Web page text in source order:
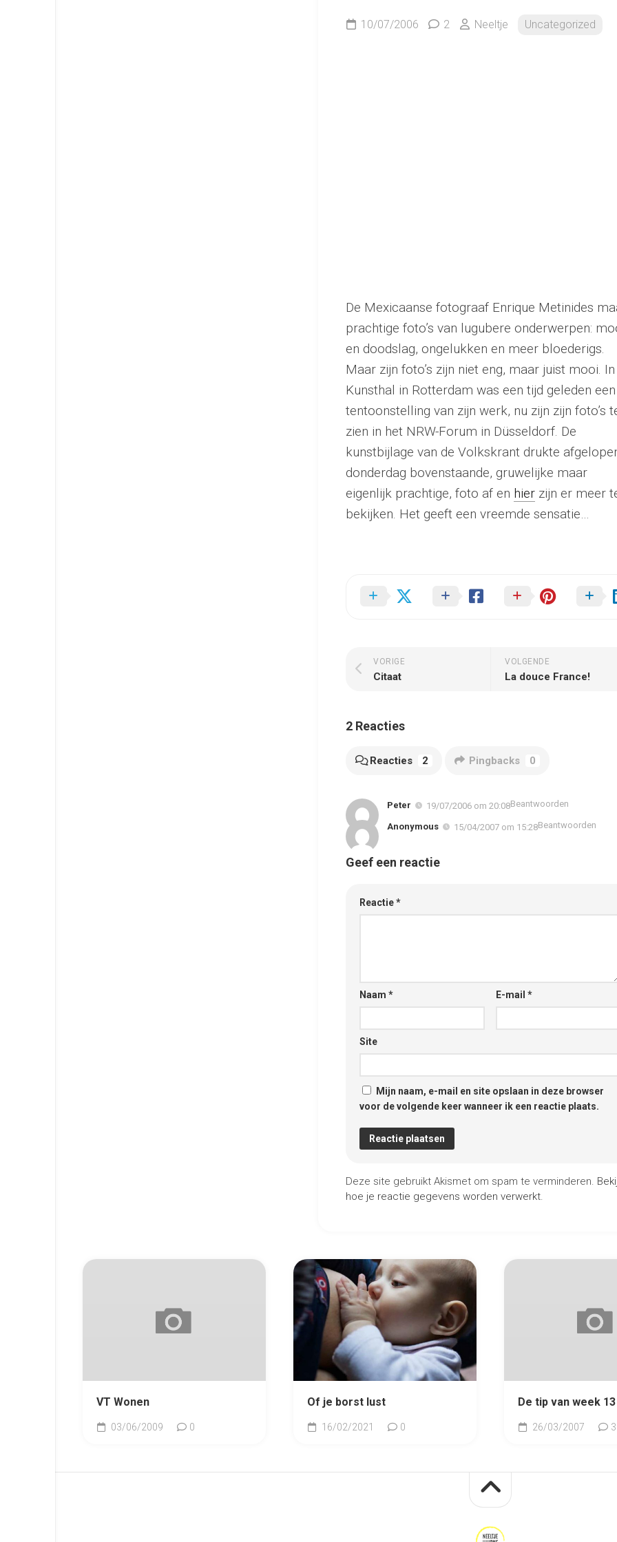
10/07/2006 2 Neeltje Uncategorized
De Mexicaanse fotograaf Enrique Metinides
prachtige foto’s van lugubere onderwerpen:
en doodslag, ongelukken en meer bloederigs.
Maar zijn foto’s zijn niet eng, maar juist mooi.
Kunsthal in Rotterdam was een tijd geleden een
tentoonstelling van zijn werk, nu zijn zijn foto’s
zien in het NRW-Forum in Düsseldorf. De
kunstbijlage van de Volkskrant drukte
donderdag bovenstaande, gruwelijke maar
eigenlijk prachtige, foto af en hier zijn er meer
bekijken. Het geeft een vreemde sensatie…
VOLGENDE
La douce France!
VORIGE
Citaat
2 Reacties
Reacties 2 Pingbacks 0
Peter 19/07/2006 om 20:08Beantwoorden
Anonymous 15/04/2007 om 15:28Beantwoorden
Geef een reactie
Reactie*
Naam * E-mail *
Site
Mijn naam, e-mail en site opslaan in deze browser
voor de volgende keer wanneer ik een reactie plaats.
Deze site gebruikt Akismet om spam te verminderen.
hoe je reactie gegevens worden verwerkt.
VT Wonen
03/06/2009 0
Of je borst lust
16/02/2021 0
De tip van week 13
26/03/2007 3